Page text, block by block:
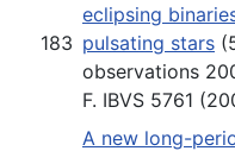
183
eclipsing
pulsating stars
observations
F. IBVS 5761
A new long-